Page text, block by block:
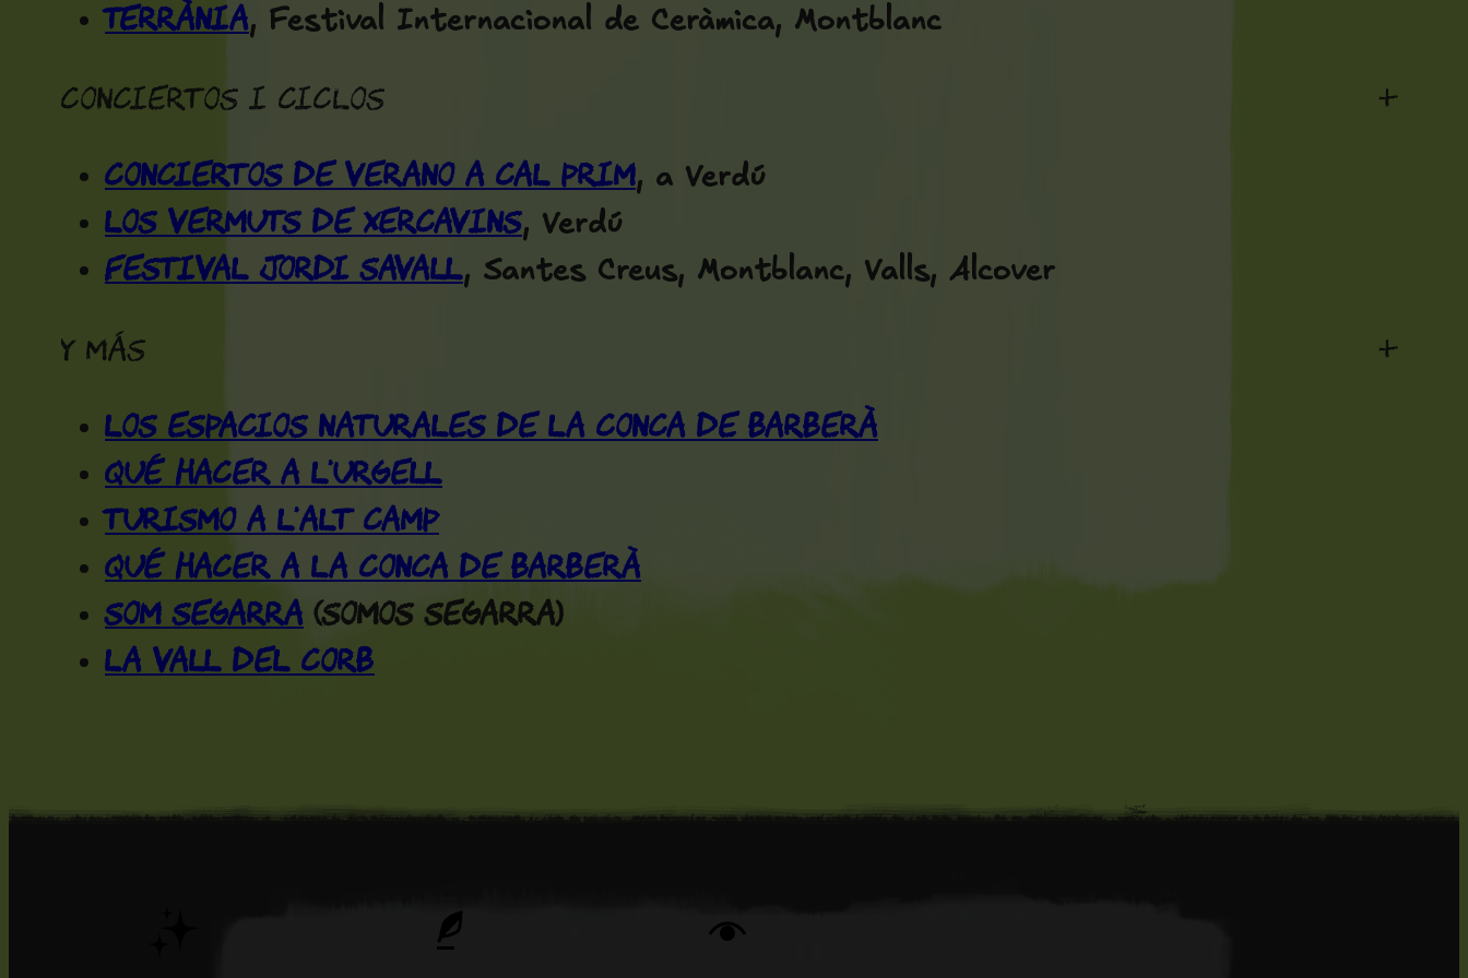
Terrània, Festival Internacional de Ceràmica, Montblanc
Conciertos i ciclos
+
Conciertos de verano a Cal Prim, a Verdú
Los Vermuts de Xercavins, Verdú
Festival Jordi Savall, Santes Creus, Montblanc, Valls, Alcover
Y más
+
Los espacios naturales de la Conca de Barberà
Qué hacer a L'Urgell
Turismo a l'Alt Camp
Qué hacer a la Conca de Barberà
Som Segarra (Somos Segarra)
La Vall del Corb